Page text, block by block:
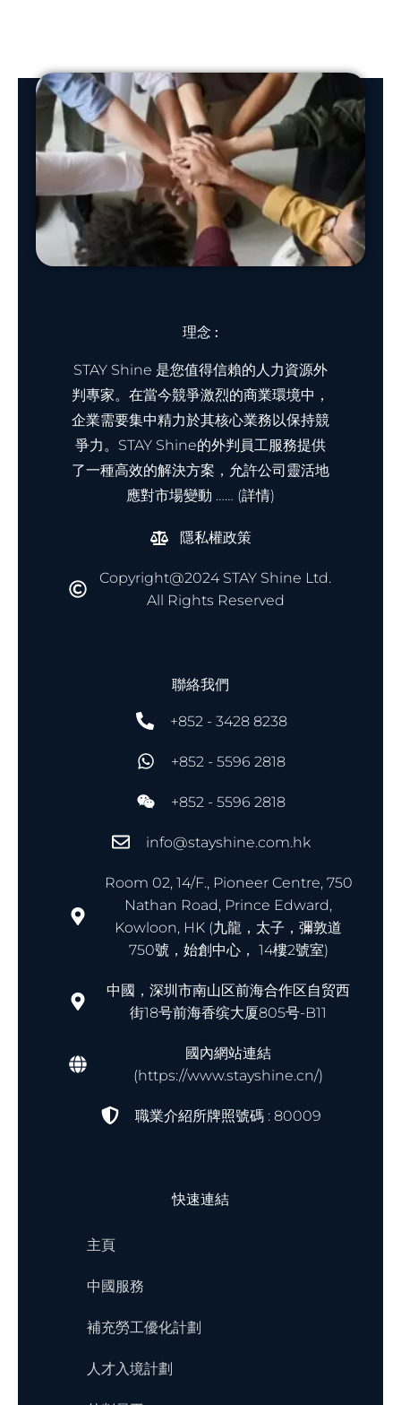
理念 :
STAY Shine 是您值得信賴的人力資源外
判專家。在當今競爭激烈的商業環境中，
企業需要集中精力於其核心業務以保持競
爭力。STAY Shine的外判員工服務提供
了一種高效的解決方案，允許公司靈活地
應對市場變動 …… (詳情)
隱私權政策
Copyright@2024 STAY Shine Ltd.
All Rights Reserved
聯絡我們
+852 - 3428 8238
+852 - 5596 2818
+852 - 5596 2818
info@stayshine.com.hk
Room 02, 14/F., Pioneer Centre, 750
Nathan Road, Prince Edward,
Kowloon, HK (九龍，太子，彌敦道
750號，始創中心， 14樓2號室)
中國，深圳市南山区前海合作区自贸西
街18号前海香缤大厦805号-B11
國內網站連結
(https://www.stayshine.cn/)
職業介紹所牌照號碼 : 80009
快速連結
主頁
中國服務
補充勞工優化計劃
人才入境計劃